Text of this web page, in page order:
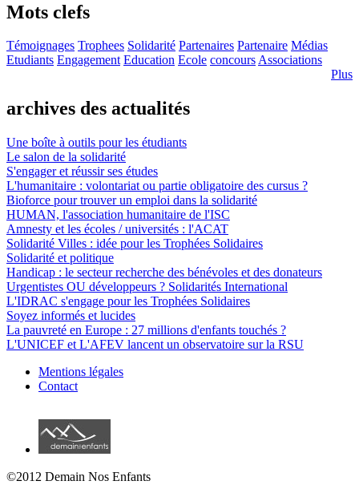
Mots clefs
Témoignages Trophees Solidarité Partenaires Partenaire Médias
Etudiants Engagement Education Ecole concoursAssociations
Plus
archives des actualités
Une boîte à outils pour les étudiants
Le salon de la solidarité
S'engager et réussir ses études
L'humanitaire : volontariat ou partie obligatoire des cursus ?
Bioforce pour trouver un emploi dans la solidarité
HUMAN, l'association humanitaire de l'ISC
Amnesty et les écoles / universités : l'ACAT
Solidarité Villes : idée pour les Trophées Solidaires
Solidarité et politique
Handicap : le secteur recherche des bénévoles et des donateurs
Urgentistes OU développeurs ? Solidarités International
L'IDRAC s'engage pour les Trophées Solidaires
Soyez informés et lucides
La pauvreté en Europe : 27 millions d'enfants touchés ?
L'UNICEF et L'AFEV lancent un observatoire sur la RSU
Mentions légales
Contact
©2012 Demain Nos Enfants